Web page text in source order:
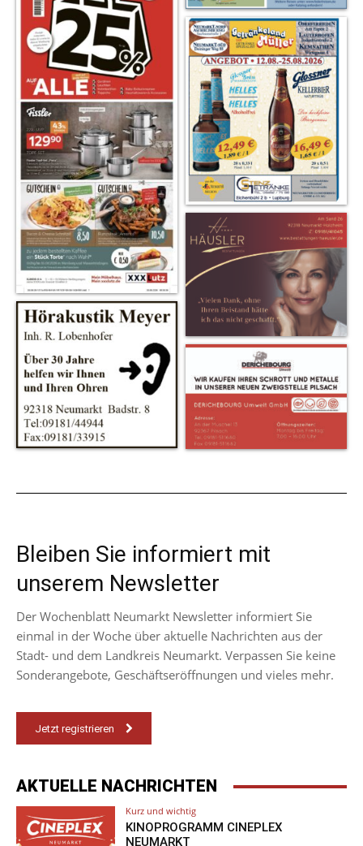
Bleiben Sie informiert mit
unserem Newsletter
Der Wochenblatt Neumarkt Newsletter informiert Sie
einmal in der Woche über aktuelle Nachrichten aus der
Stadt- und dem Landkreis Neumarkt. Verpassen Sie keine
Sonderangebote, Geschäftseröffnungen und vieles mehr.
Jetzt registrieren
AKTUELLE NACHRICHTEN
Kurz und wichtig
KINOPROGRAMM CINEPLEX
NEUMARKT